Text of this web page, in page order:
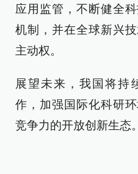
应用监管，不断健全
机制，并在全球新兴
主动权。
展望未来，我国将持
作，加强国际化科研
竞争力的开放创新生态。